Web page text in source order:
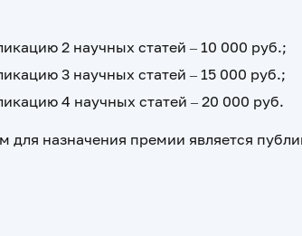
2 научных статей – 10 000 руб.;
3 научных статей – 15 000 руб.;
4 научных статей – 20 000 руб.
для назначения премии является